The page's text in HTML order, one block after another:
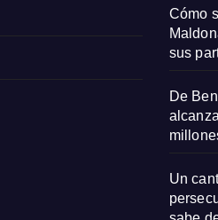
Cómo
sus
De
Un